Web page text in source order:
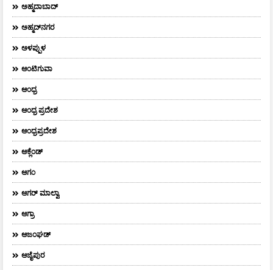
ಅಹ್ಮದಾಬಾದ್
ಅಹ್ಮದ್‌ನಗರ
ಅಳಪ್ಪುಳ
ಆಂಟಿಗುವಾ
ಆಂಧ್ರ
ಆಂಧ್ರ ಪ್ರದೇಶ
ಆಂಧ್ರಪ್ರದೇಶ
ಆಕ್ಲೆಂಡ್
ಆಗಂ
ಆಗರ್‌ ಮಾಲ್ವಾ
ಆಗ್ರಾ
ಆಜಂಘಡ್
ಆಜೈಪುರ